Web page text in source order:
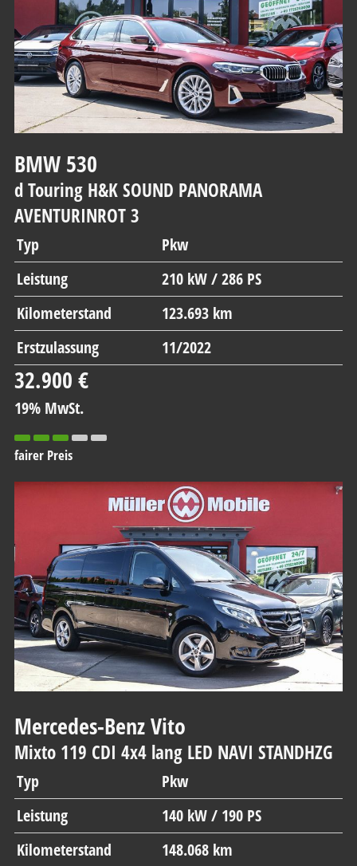
BMW 530
d Touring H&K SOUND PANORAMA
AVENTURINROT 3
Typ
Pkw
Leistung
210 kW / 286 PS
Kilometerstand
123.693 km
Erstzulassung
11/2022
32.900 €
19% MwSt.
fairer Preis
Mercedes-BenzVito
Mixto 119 CDI 4x4 lang LED NAVI STANDHZG
Typ
Pkw
Leistung
140 kW / 190 PS
Kilometerstand
148.068 km